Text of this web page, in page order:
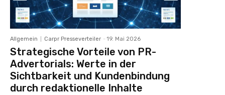
Allgemein Carpr Presseverteiler - 19. Mai 2026
Strategische Vorteile von PR-
Advertorials: Werte in der
Sichtbarkeit und Kundenbindung
durch redaktionelle Inhalte